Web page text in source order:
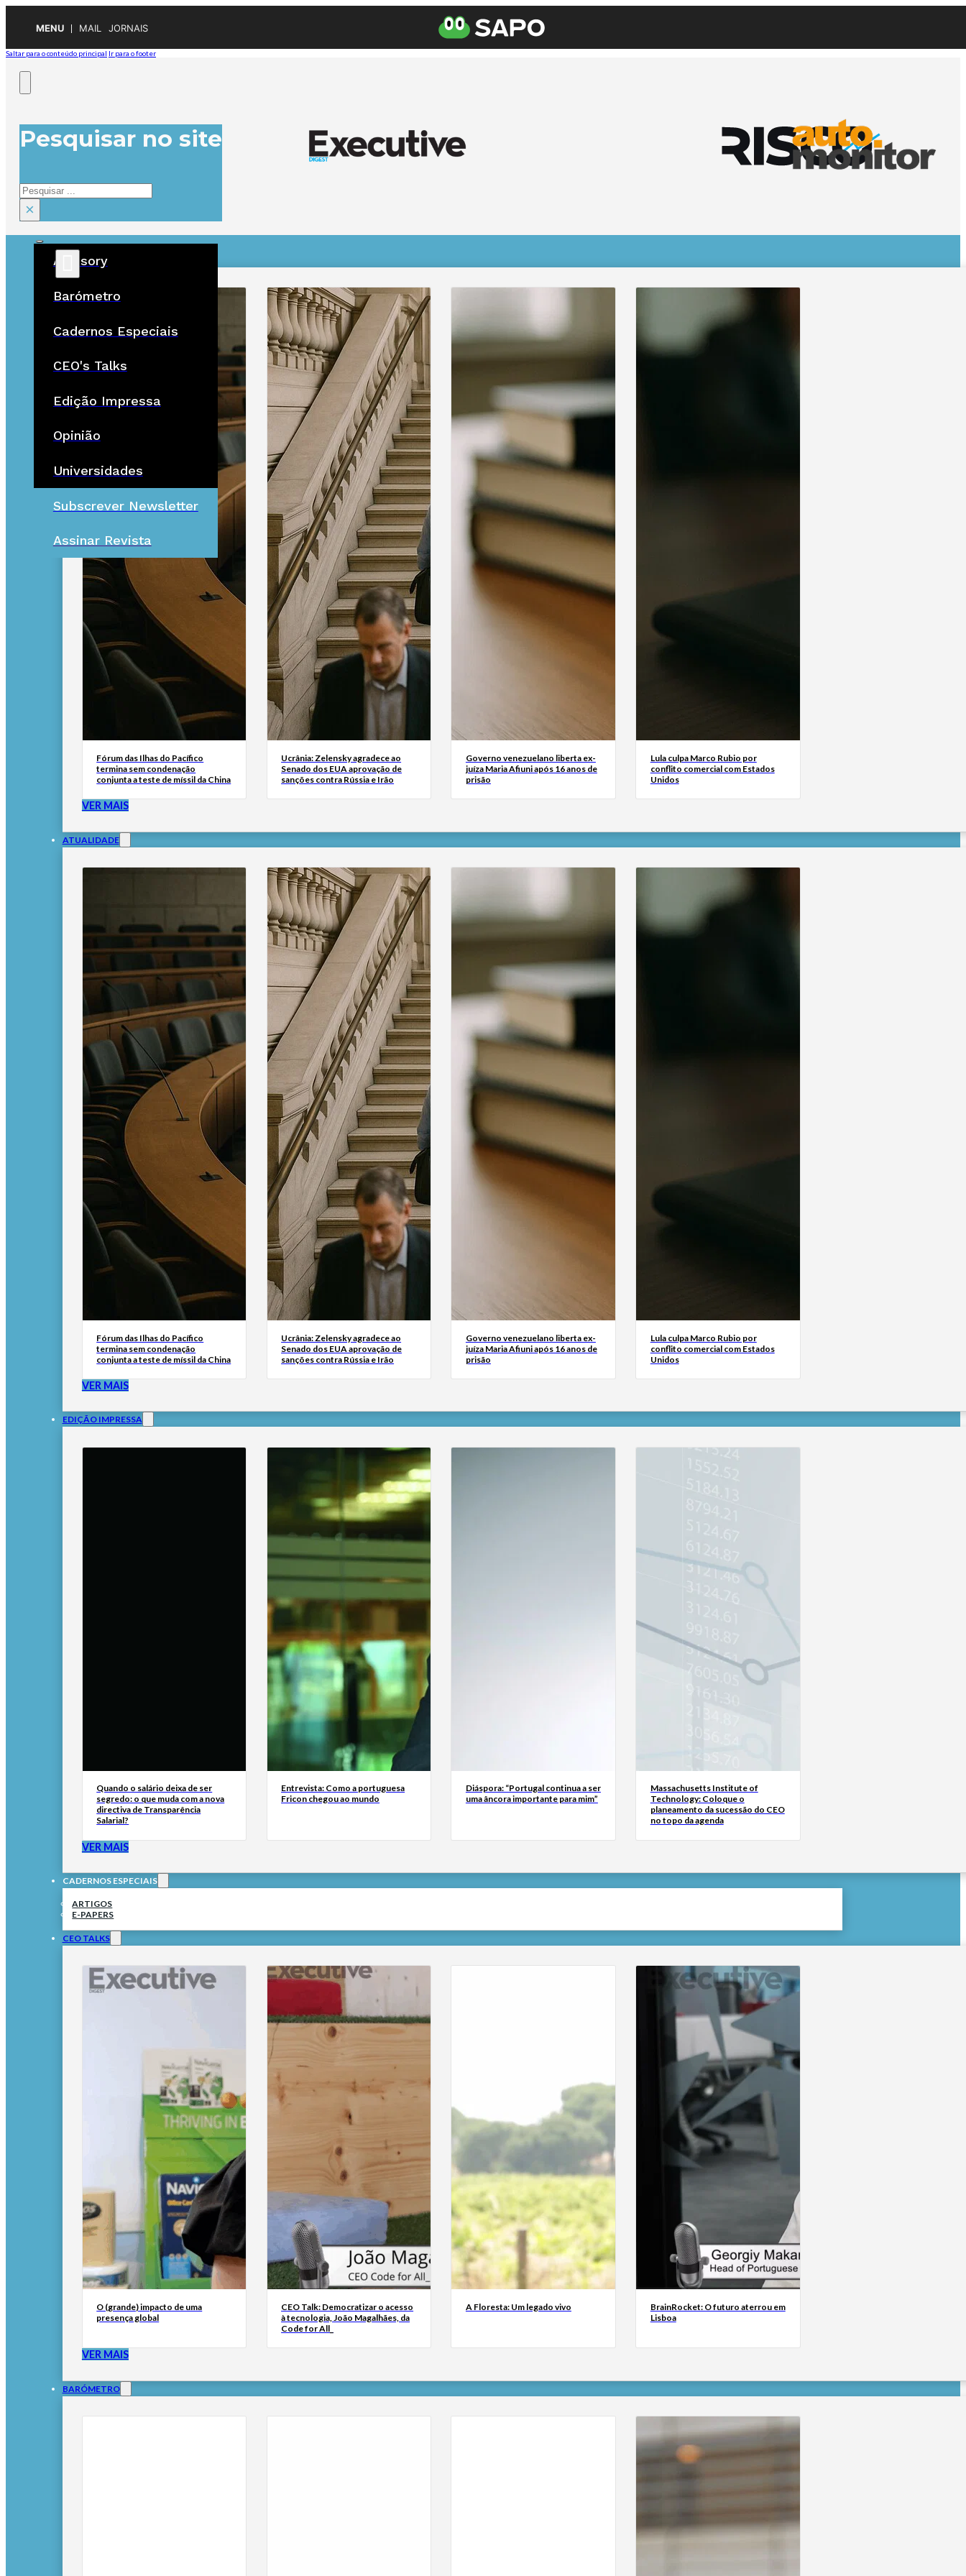
MENU MAIL JORNAIS
Saltar para o conteúdo principal Ir para o footer
Pesquisar no site
Pesquisar
×
Advisory
Barómetro
Cadernos Especiais
CEO's Talks
Edição Impressa
Opinião
Universidades
Subscrever Newsletter
Assinar Revista
ÚLTIMAS
Fórum das Ilhas do Pacífico
termina sem condenação
conjunta a teste de míssil da China
Ucrânia: Zelensky agradece ao
Senado dos EUA aprovação de
sanções contra Rússia e Irão
Governo venezuelano liberta ex-
juíza Maria Afiuni após 16 anos de
prisão
Lula culpa Marco Rubio por
conflito comercial com Estados
Unidos
VER MAIS
ATUALIDADE
Fórum das Ilhas do Pacífico
termina sem condenação
conjunta a teste de míssil da China
Ucrânia: Zelensky agradece ao
Senado dos EUA aprovação de
sanções contra Rússia e Irão
Governo venezuelano liberta ex-
juíza Maria Afiuni após 16 anos de
prisão
Lula culpa Marco Rubio por
conflito comercial com Estados
Unidos
VER MAIS
EDIÇÃO IMPRESSA
Quando o salário deixa de ser
segredo: o que muda com a nova
directiva de Transparência
Salarial?
Entrevista: Como a portuguesa
Fricon chegou ao mundo
Diáspora: “Portugal continua a ser
uma âncora importante para mim”
Massachusetts Institute of
Technology: Coloque o
planeamento da sucessão do CEO
no topo da agenda
VER MAIS
CADERNOS ESPECIAIS
ARTIGOS
E-PAPERS
CEO TALKS
O (grande) impacto de uma
presença global
CEO Talk: Democratizar o acesso
à tecnologia, João Magalhães, da
Code for All_
A Floresta: Um legado vivo
BrainRocket: O futuro aterrou em
Lisboa
VER MAIS
BARÓMETRO